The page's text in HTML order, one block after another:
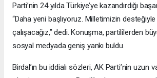
Parti’nin 24 yılda Türkiye’ye kazandırdığı
“Daha yeni başlıyoruz. Milletimizin desteğiyle
çalışacağız,” dedi. Konuşma, partililerden
sosyal medyada geniş yankı buldu.
Birdal’ın bu iddialı sözleri, AK Parti’nin uzun